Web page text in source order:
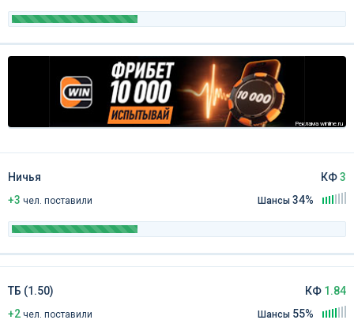
Реклама winline.ru
Ничья
+3 чел. поставили
КФ3
Шансы 34%
ТБ (1.50)
+2 чел. поставили
КФ 1.84
Шансы 55%